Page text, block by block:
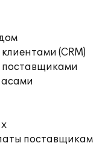
(CRM)
поставщикам